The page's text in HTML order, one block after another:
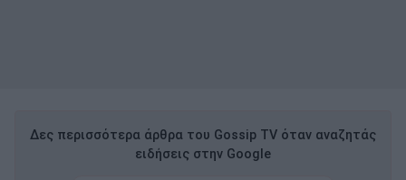
Δες περισσότερα άρθρα του Gossip TV όταν αναζητάς
ειδήσεις στην Google